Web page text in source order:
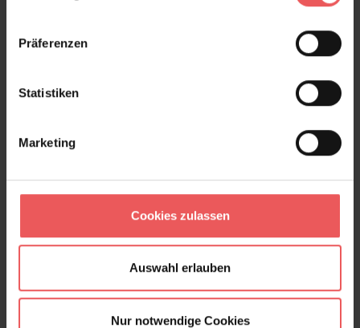
Präferenzen
Statistiken
Marketing
Cookies zulassen
Auswahl erlauben
Nur notwendige Cookies